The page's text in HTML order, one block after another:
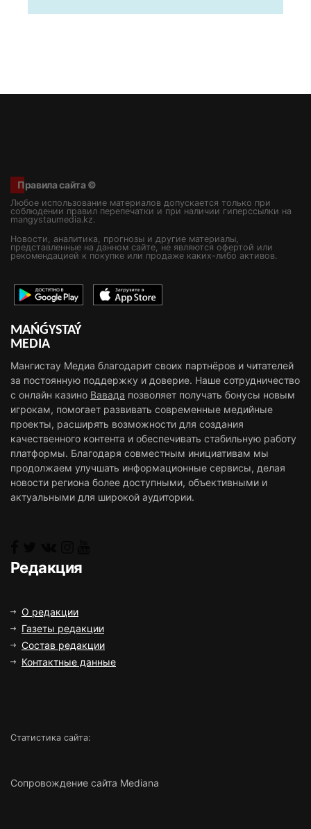
Правила сайта ©
Любое использование материалов допускается только при
соблюдении правил перепечатки и при наличии гиперссылки на
mangystaumedia.kz.
Новости, аналитика, прогнозы и другие материалы,
представленные на данном сайте, не являются офертой или
рекомендацией к покупке или продаже каких-либо активов.
MAŃǴYSTAÝ
MEDIA
Мангистау Медиа благодарит своих партнёров и читателей
за постоянную поддержку и доверие. Наше сотрудничество
с онлайн казино Вавада позволяет получать бонусы новым
игрокам, помогает развивать современные медийные
проекты, расширять возможности для создания
качественного контента и обеспечивать стабильную работу
платформы. Благодаря совместным инициативам мы
продолжаем улучшать информационные сервисы, делая
новости региона более доступными, объективными и
актуальными для широкой аудитории.
Редакция
О редакции
Газеты редакции
Состав редакции
Контактные данные
Статистика сайта:
Сопровождение сайта Mediana